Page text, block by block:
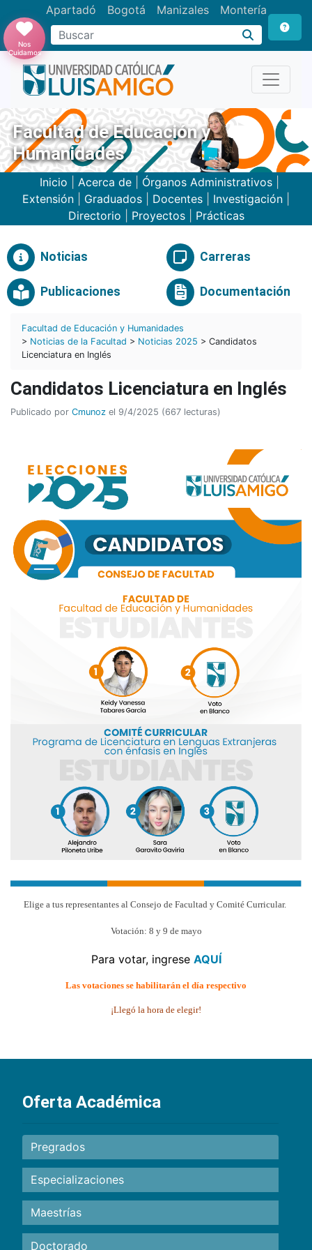
Apartadó Bogotá Manizales Montería
Buscar
Nos
Cuidamos
Facultad de Educación y
Humanidades
Inicio Acerca de Órganos Administrativos
Extensión
Graduados Docentes Investigación
Directorio
Proyectos| Prácticas
Noticias Carreras
Publicaciones Documentación
Facultad de Educación y Humanidades
> Noticias de la Facultad > Noticias 2025 > Candidatos
Licenciatura en Inglés
Candidatos Licenciatura en Inglés
Publicado por Cmunoz el 9/4/2025 (667 lecturas)
Elige a tus representantes al Consejo de Facultad y Comité Curricular.
Votación: 8 y 9 de mayo
Para votar, ingrese AQUÍ
Las votaciones se habilitarán el día respectivo
¡Llegó la hora de elegir!
Oferta Académica
Pregrados
Especializaciones
Maestrías
Doctorado